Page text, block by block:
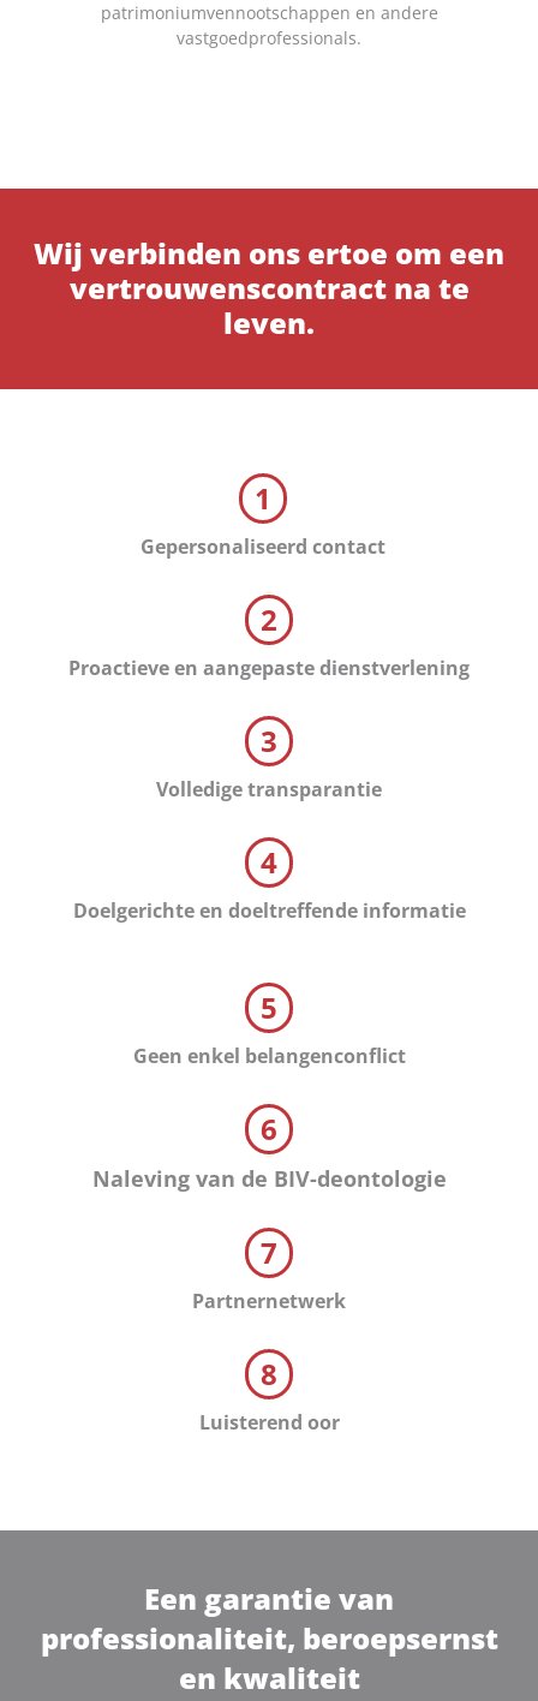
patrimoniumvennootschappen en andere
vastgoedprofessionals.
Wij verbinden ons ertoe om een
vertrouwenscontract na te
leven.
1
Gepersonaliseerd contact
2
Proactieve en aangepaste dienstverlening
3
Volledige transparantie
4
Doelgerichte en doeltreffende informatie
5
Geen enkel belangenconflict
6
Naleving van de BIV-deontologie
7
Partnernetwerk
8
Luisterend oor
Een garantie van
professionaliteit, beroepsernst
en kwaliteit